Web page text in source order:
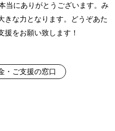
当にありがとうございます。み
きな力となります。どうぞあた
援をお願い致します！
・ご支援の窓口